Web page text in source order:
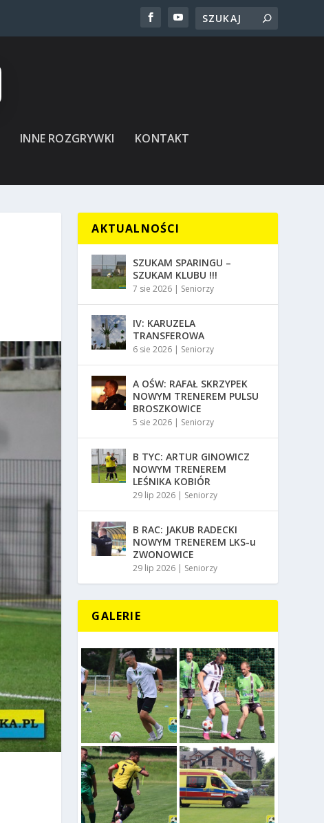
INNE ROZGRYWKI KONTAKT
AKTUALNOŚCI
SZUKAM SPARINGU –
SZUKAM KLUBU !!!
7 sie 2026 | Seniorzy
IV: KARUZELA
TRANSFEROWA
6 sie 2026 | Seniorzy
A OŚW: RAFAŁ SKRZYPEK
NOWYM TRENEREM PULSU
BROSZKOWICE
5 sie 2026 | Seniorzy
B TYC: ARTUR GINOWICZ
NOWYM TRENEREM
LEŚNIKA KOBIÓR
29 lip 2026 | Seniorzy
B RAC: JAKUB RADECKI
NOWYM TRENEREM LKS-u
ZWONOWICE
29 lip 2026 | Seniorzy
GALERIE